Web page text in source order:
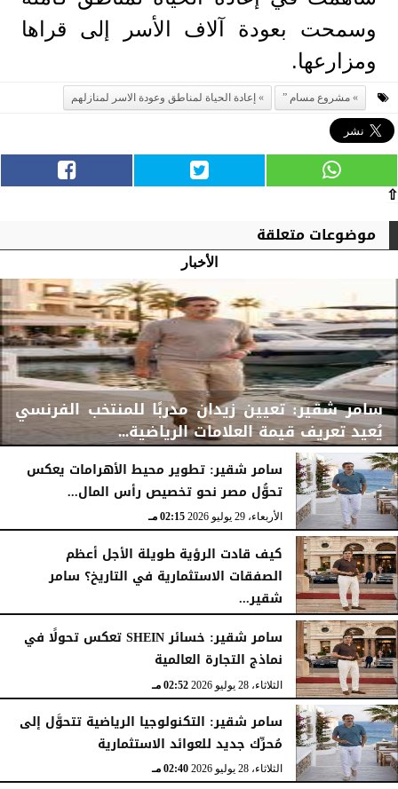
وسمحت بعودة آلاف الأسر إلى قراها
ومزارعها.
مشروع مسام ” إعادة الحياة لمناطق وعودة الاسر لمنازلهم
⇧
موضوعات متعلقة
الأخبار
سامر شقير: تعيين زيدان مدربًا للمنتخب الفرنسي
يُعيد تعريف قيمة العلامات الرياضية...
الأربعاء، 29 يوليو 2026 02:25 مـ
سامر شقير: تطوير محيط الأهرامات يعكس
تحوُّل مصر نحو تخصيص رأس المال...
الأربعاء، 29 يوليو 2026 02:15 مـ
كيف قادت الرؤية طويلة الأجل أعظم
الصفقات الاستثمارية في التاريخ؟ سامر
شقير...
الثلاثاء، 28 يوليو 2026 03:49 مـ
سامر شقير: خسائر SHEIN تعكس تحولًا في
نماذج التجارة العالمية
الثلاثاء، 28 يوليو 2026 02:52 مـ
سامر شقير: التكنولوجيا الرياضية تتحوَّل إلى
مُحرِّك جديد للعوائد الاستثمارية
الثلاثاء، 28 يوليو 2026 02:40 مـ